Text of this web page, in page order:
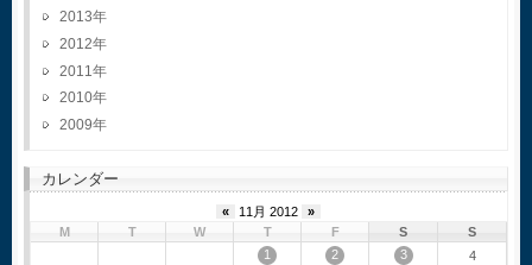
2013
2012
2011
2010
2009
カレンダー
« 11月 2012
»
M
T W T F S
S
1
2 3
4